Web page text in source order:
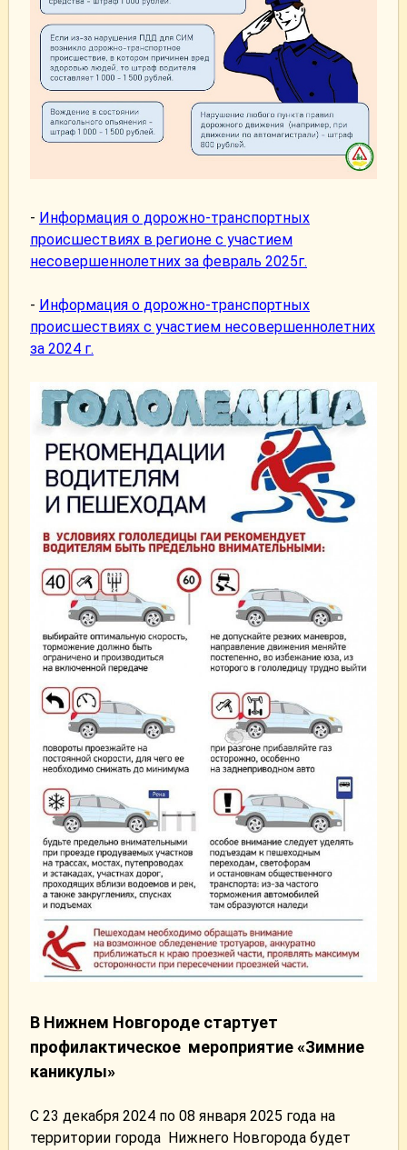
- Информация о дорожно-транспортных
происшествиях в регионе с участием
несовершеннолетних за февраль 2025г.
- Информация о дорожно-транспортных
происшествиях с участием несовершеннолетних
за 2024 г.
В Нижнем Новгороде стартует
профилактическое мероприятие «Зимние
каникулы»
С 23 декабря 2024 по 08 января 2025 года на
территории города Нижнего Новгорода будет